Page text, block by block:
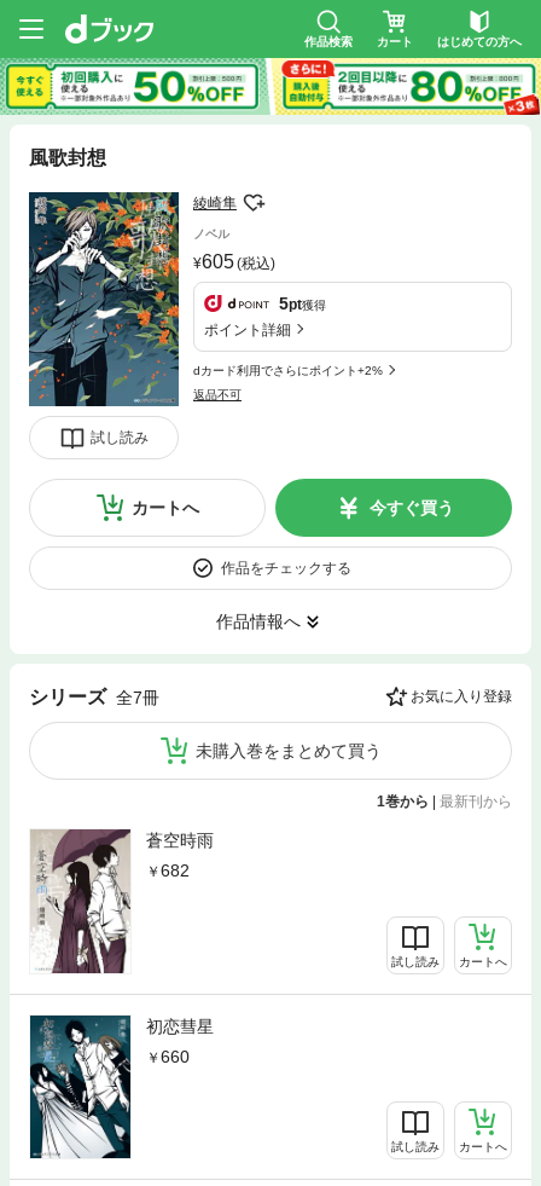
作品検索 カート はじめての方へ
風歌封想
試し読み
綾崎隼
ノベル
605(税込)
5pt獲得
ポイント詳細
dカード利用でさらにポイント+2%
返品不可
カートへ 今すぐ買う
作品をチェックする
作品情報へ
シリーズ 全7冊 お気に入り登録
未購入巻をまとめて買う
1巻から 最新刊から
蒼空時雨
682
試し読み カートへ
初恋彗星
660
試し読み カートへ